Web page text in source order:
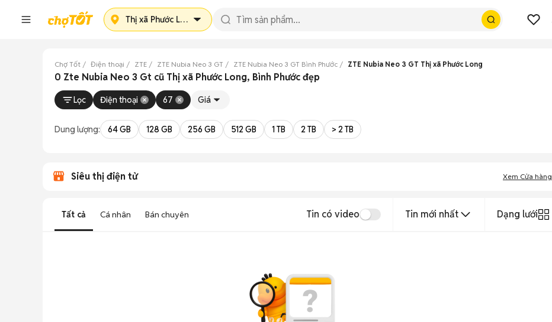
Thị xã Phước Long
Chợ Tốt Điện thoại ZTE ZTE Nubia Neo 3 GT ZTE Nubia Neo 3 GT Bình Phước ZTE Nubia Neo 3 GT Thị xã Phước Long
0 Zte Nubia Neo 3 Gt cũ Thị xã Phước Long, Bình Phước đẹp
Lọc Điện thoại 67 Giá
Dung lượng: 64 GB 128 GB 256 GB 512 GB 1 TB 2 TB > 2 TB
Siêu thị điện tử Xem Cửa hàng
Tất cả Cá nhân Bán chuyên Tin có video Tin mới nhất Dạng lưới